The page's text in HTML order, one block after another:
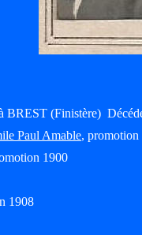
BREST (Finistère)
Paul Amable, promotion
1900
1908